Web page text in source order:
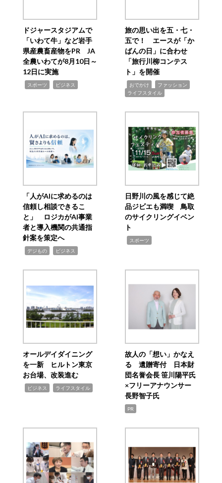
ドジャースタジアムで
「いわて牛」など岩手
県産農畜産物をPR JA
全農いわてが8月10日～
12日に実施
スポーツ ビジネス
旅の思い出を五・七・
五で！ エースが「か
ばんの日」に合わせ
「旅行川柳コンテス
ト」を開催
おでかけ ファッション
ライフスタイル
「人がAIに求めるのは
信頼し相談できるこ
と」 ロジカがAI事業
者と導入機関の共通指
針案を策定へ
デジもの ビジネス
日野川の風を感じて絶
品ジビエも満喫 鳥取
のサイクリングイベン
ト
スポーツ
オールデイダイニング
を一新 ヒルトン東京
お台場、改装進む
ビジネス ライフスタイル
故人の「想い」かなえ
る 遺贈寄付 日本財
団名誉会長 笹川陽平氏
×フリーアナウンサー
長野智子氏
PR